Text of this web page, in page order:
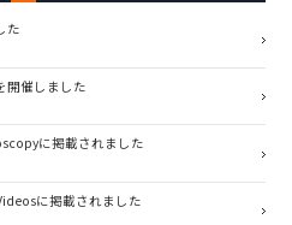
た
開催しました
に掲載されました
に掲載されました